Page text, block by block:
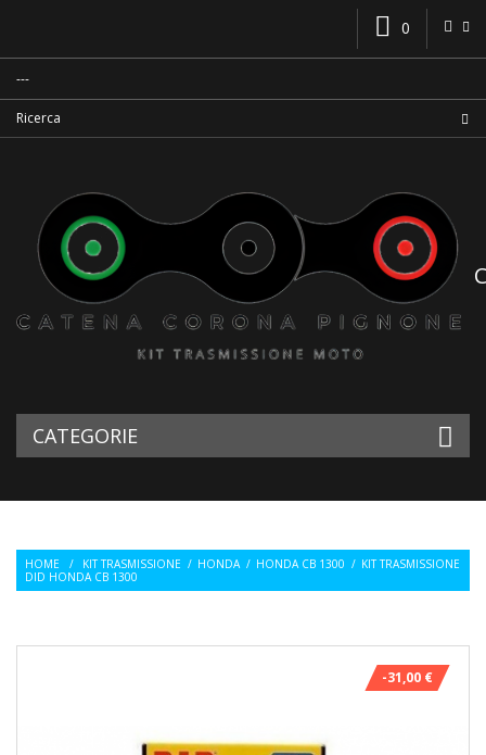
0
CATEGORIE
HOME / KIT TRASMISSIONE / HONDA / HONDA CB 1300 / KIT TRASMISSIONE
DID HONDA CB 1300
-31,00 €